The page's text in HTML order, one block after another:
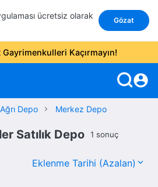
ücretsiz olarak
Gözat
Gayrimenkulleri Kaçırmayın!
account_circle
Ağrı Depo Merkez Depo
Satılık Depo 1 sonuç